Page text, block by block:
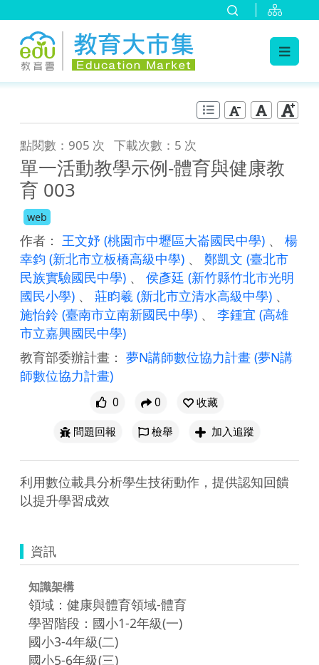
點閱數：905 次 下載次數：5 次
單一活動教學示例-體育與健康教
育 003
web
作者： 王文妤 (桃園市中壢區大崙國民中學) 、 楊
幸鈞 (新北市立板橋高級中學) 、 鄭凱文 (臺北市
民族實驗國民中學) 、 侯彥廷 (新竹縣竹北市光明
國民小學) 、 莊盷羲 (新北市立清水高級中學) 、
施怡鈴 (臺南市立南新國民中學) 、 李鍾宜 (高雄
市立嘉興國民中學)
教育部委辦計畫： 夢N講師數位協力計畫 (夢N講
師數位協力計畫)
0 0
收藏
問題回報
檢舉 加入追蹤
利用數位載具分析學生技術動作，提供認知回饋
以提升學習成效
資訊
知識架構
領域：健康與體育領域-體育
學習階段：國小1-2年級(一)
國小3-4年級(二)
國小5-6年級(三)